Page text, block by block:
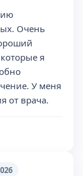
Очень
я
У меня
от врача.